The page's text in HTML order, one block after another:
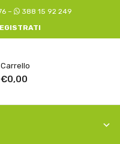
–
388 15 92 249
Carrello
€0,00